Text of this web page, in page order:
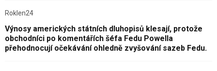
Roklen24
Výnosy amerických státních dluhopisů klesají, protože
obchodníci po komentářích šéfa Fedu Powella
přehodnocují očekávání ohledně zvyšování sazeb Fedu.